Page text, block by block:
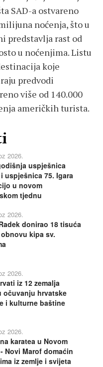
SAD-a ostvareno
noćenja, što u
predstavlja rast od
u noćenjima. Listu
koje
predvodi
više od 140.000
američkih turista.
2026.
uspješnica
uspješnica 75. Igara
u novom
tjednu
2026.
donirao 18 tisuća
kipa sv.
2026.
iz 12 zemalja
očuvanju hrvatske
i kulturne baštine
2026.
karatea u Novom
Novi Marof domaćin
iz zemlje i svijeta